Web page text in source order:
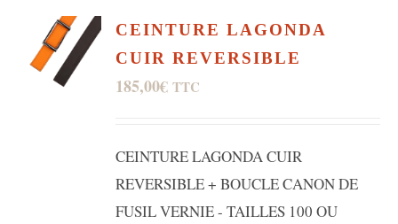
CEINTURE LAGONDA
CUIR REVERSIBLE
185,00€ TTC
CEINTURE LAGONDA CUIR
REVERSIBLE + BOUCLE CANON DE
FUSIL VERNIE - TAILLES 100 OU